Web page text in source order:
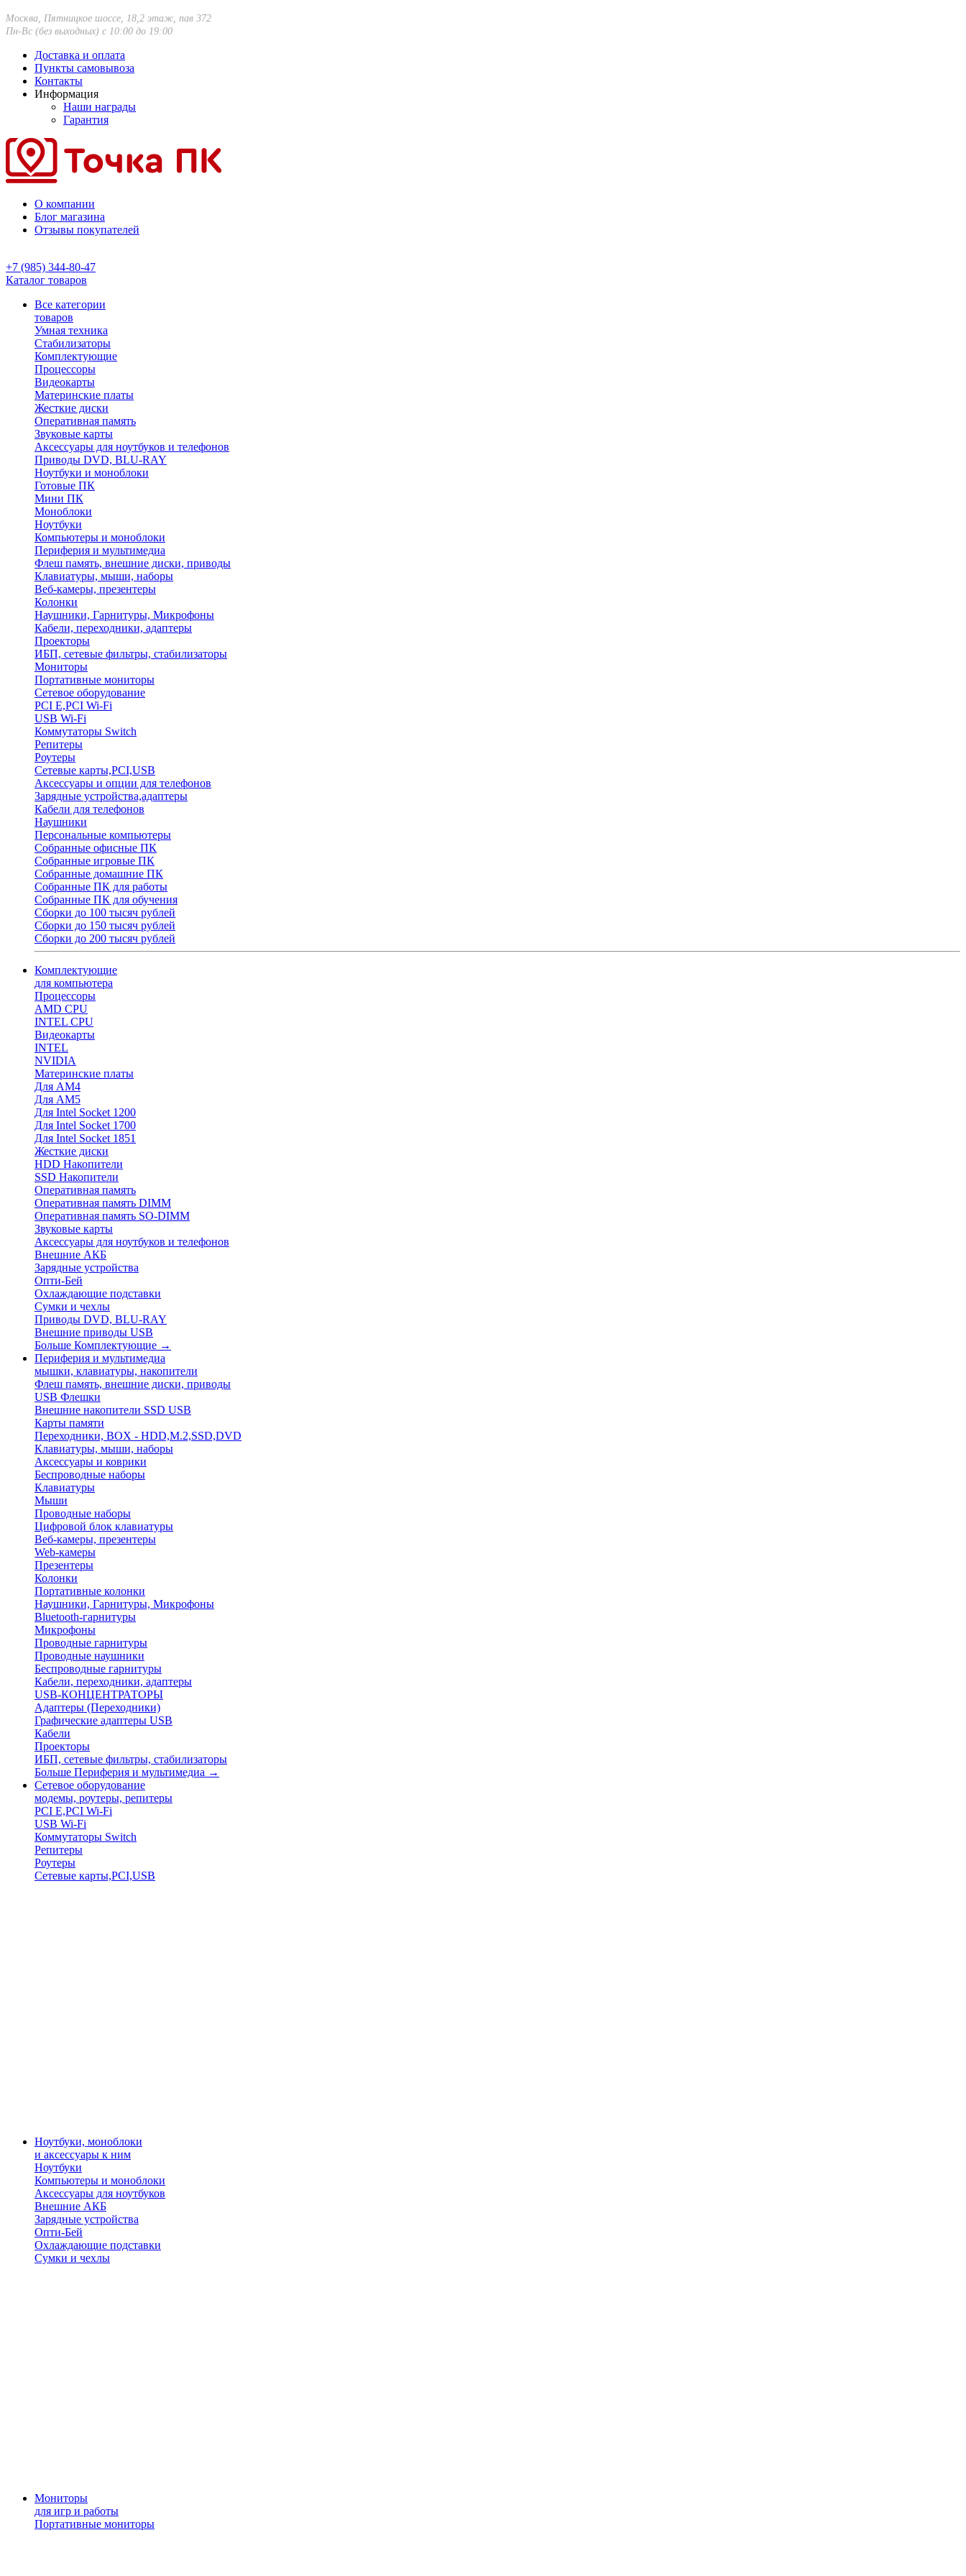
Москва, Пятницкое шоссе, 18,2 этаж, пав 372
Пн-Вс (без выходных) с 10:00 до 19:00
Доставка и оплата
Пункты самовывоза
Контакты
Информация
Наши награды
Гарантия
О компании
Блог магазина
Отзывы покупателей
+7 (985) 344-80-47
Каталог товаров
Все категории
товаров
Умная техника
Стабилизаторы
Комплектующие
Процессоры
Видеокарты
Материнские платы
Жесткие диски
Оперативная память
Звуковые карты
Аксессуары для ноутбуков и телефонов
Приводы DVD, BLU-RAY
Ноутбуки и моноблоки
Готовые ПК
Мини ПК
Моноблоки
Ноутбуки
Компьютеры и моноблоки
Периферия и мультимедиа
Флеш память, внешние диски, приводы
Клавиатуры, мыши, наборы
Веб-камеры, презентеры
Колонки
Наушники, Гарнитуры, Микрофоны
Кабели, переходники, адаптеры
Проекторы
ИБП, сетевые фильтры, стабилизаторы
Мониторы
Портативные мониторы
Сетевое оборудование
PCI E,PCI Wi-Fi
USB Wi-Fi
Коммутаторы Switch
Репитеры
Роутеры
Сетевые карты,PCI,USB
Аксессуары и опции для телефонов
Зарядные устройства,адаптеры
Кабели для телефонов
Наушники
Персональные компьютеры
Собранные офисные ПК
Собранные игровые ПК
Собранные домашние ПК
Собранные ПК для работы
Собранные ПК для обучения
Сборки до 100 тысяч рублей
Сборки до 150 тысяч рублей
Сборки до 200 тысяч рублей
Комплектующие
для компьютера
Процессоры
AMD CPU
INTEL CPU
Видеокарты
INTEL
NVIDIA
Материнские платы
Для AM4
Для AM5
Для Intel Socket 1200
Для Intel Socket 1700
Для Intel Socket 1851
Жесткие диски
HDD Накопители
SSD Накопители
Оперативная память
Оперативная память DIMM
Оперативная память SO-DIMM
Звуковые карты
Аксессуары для ноутбуков и телефонов
Внешние АКБ
Зарядные устройства
Опти-Бей
Охлаждающие подставки
Сумки и чехлы
Приводы DVD, BLU-RAY
Внешние приводы USB
Больше Комплектующие →
Периферия и мультимедиа
мышки, клавиатуры, накопители
Флеш память, внешние диски, приводы
USB Флешки
Внешние накопители SSD USB
Карты памяти
Переходники, BOX - HDD,M.2,SSD,DVD
Клавиатуры, мыши, наборы
Аксессуары и коврики
Беспроводные наборы
Клавиатуры
Мыши
Проводные наборы
Цифровой блок клавиатуры
Веб-камеры, презентеры
Web-камеры
Презентеры
Колонки
Портативные колонки
Наушники, Гарнитуры, Микрофоны
Bluetooth-гарнитуры
Микрофоны
Проводные гарнитуры
Проводные наушники
Беспроводные гарнитуры
Кабели, переходники, адаптеры
USB-КОНЦЕНТРАТОРЫ
Адаптеры (Переходники)
Графические адаптеры USB
Кабели
Проекторы
ИБП, сетевые фильтры, стабилизаторы
Больше Периферия и мультимедиа →
Сетевое оборудование
модемы, роутеры, репитеры
PCI E,PCI Wi-Fi
USB Wi-Fi
Коммутаторы Switch
Репитеры
Роутеры
Сетевые карты,PCI,USB
Ноутбуки, моноблоки
и аксессуары к ним
Ноутбуки
Компьютеры и моноблоки
Аксессуары для ноутбуков
Внешние АКБ
Зарядные устройства
Опти-Бей
Охлаждающие подставки
Сумки и чехлы
Мониторы
для игр и работы
Портативные мониторы